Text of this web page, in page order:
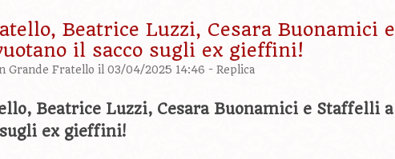
Beatrice Luzzi, Cesara Buonamici e
il sacco sugli ex gieffini!
Grande Fratello il 03/04/2025 14:46 - Replica
Beatrice Luzzi, Cesara Buonamici e Staffelli a
ex gieffini!